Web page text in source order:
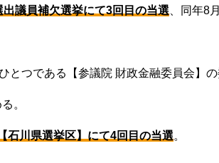
議員補欠選挙にて3回目の当選 、同年8
とつである【参議院 財政金融委員会】
。
石川県選挙区】にて4回目の当選。